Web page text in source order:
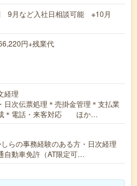
9月など入社日相談可能 ※10月
円+残業代
経理
日次伝票処理＊売掛金管理＊支払業
成＊電話・来客対応 ほか…
らの事務経験のある方・日次経理
自動車免許（AT限定可…